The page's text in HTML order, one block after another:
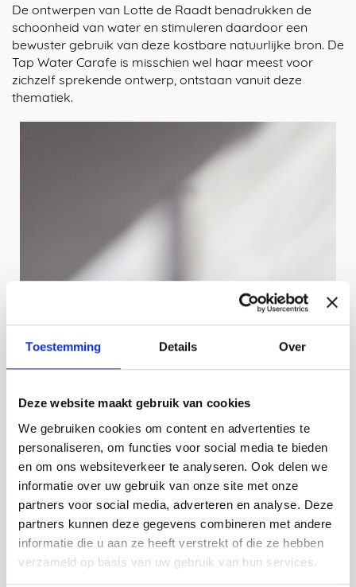
Toestemming Details Over
Deze website maakt gebruik van cookies
We gebruiken cookies om content en advertenties te
personaliseren, om functies voor social media te bieden
en om ons websiteverkeer te analyseren. Ook delen we
informatie over uw gebruik van onze site met onze
partners voor social media, adverteren en analyse. Deze
partners kunnen deze gegevens combineren met andere
informatie die u aan ze heeft verstrekt of die ze hebben
verzameld op basis van uw gebruik van hun services.
De ontwerpen van Lotte de Raadt benadrukken de
schoonheid van water en stimuleren daardoor een
bewuster gebruik van deze kostbare natuurlijke bron. De
Tap Water Carafe is misschien wel haar meest voor
zichzelf sprekende ontwerp, ontstaan vanuit deze
thematiek.